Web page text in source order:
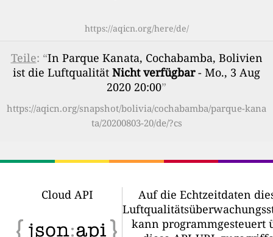
https://aqicn.org/here/de/
Teile: “In Parque Kanata, Cochabamba, Bolivien
ist die Luftqualität Nicht verfügbar- Mo., 3 Aug
2020 20:00”
https://aqicn.org/snapshot/bolivia/cochabamba/parque-kana
ta/20200803-20/de/?cs
Cloud API
Auf die Echtzeitdaten
kann programmgesteuert